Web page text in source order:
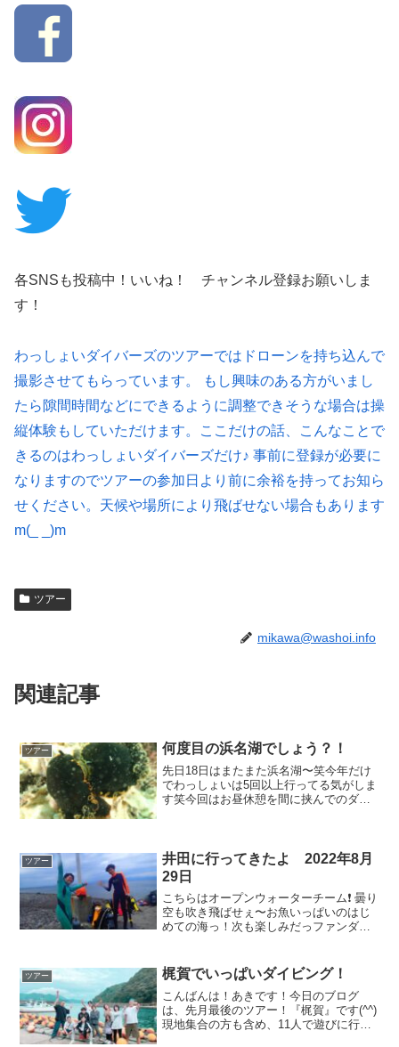
各SNSも投稿中！いいね！ チャンネル登録お願いしま
す！
わっしょいダイバーズのツアーではドローンを持ち込んで
撮影させてもらっています。 もし興味のある方がいまし
たら隙間時間などにできるように調整できそうな場合は操
縦体験もしていただけます。ここだけの話、こんなことで
きるのはわっしょいダイバーズだけ♪ 事前に登録が必要に
なりますのでツアーの参加日より前に余裕を持ってお知ら
せください。天候や場所により飛ばせない場合もあります
m(_ _)m
ツアー
mikawa@washoi.info
関連記事
ツアー 何度目の浜名湖でしょう？！
先日18日はまたまた浜名湖〜笑今年だけ
でわっしょいは5回以上行ってる気がしま
す笑今回はお昼休憩を間に挟んでのダイ
よね(￣∇￣;)では...
ツアー
井田に行ってきたよ 2022年8月
29日
こちらはオープンウォーターチーム❗️ 曇り
空も吹き飛ばせぇ〜お魚いっぱいのはじ
めての海っ！次も楽しみだっファンダイ
ゼンクラゲが多いようですよっ水面に漂
うナンヨウツバメ...
ツアー 梶賀でいっぱいダイビング！
こんばんは！あきです！今日のブログ
は、先月最後のツアー！『梶賀』です(^^)
現地集合の方も含め、11人で遊びに行っ